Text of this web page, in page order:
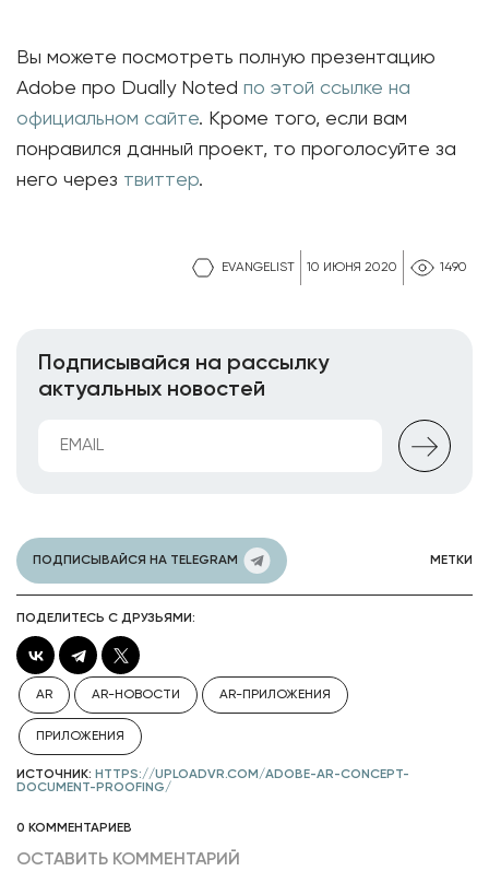
EVANGELIST 10 ИЮНЯ 2020 1490
Вы можете посмотреть полную презентацию
Adobe про Dually Noted по этой ссылке на
официальном сайте. Кроме того, если вам
понравился данный проект, то проголосуйте за
него через твиттер.
Подписывайся на рассылку
актуальных новостей
ПОДПИСЫВАЙСЯ НА TELEGRAM МЕТКИ
ПОДЕЛИТЕСЬ С ДРУЗЬЯМИ:
AR AR-НОВОСТИ AR-ПРИЛОЖЕНИЯ
ПРИЛОЖЕНИЯ
ИСТОЧНИК: HTTPS://UPLOADVR.COM/ADOBE-AR-CONCEPT-
DOCUMENT-PROOFING/
0 КОММЕНТАРИЕВ
ОСТАВИТЬ КОММЕНТАРИЙ